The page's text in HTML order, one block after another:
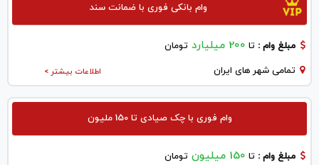
وام بانکی فوری با ضمانت سند
مبلغ وام : تا 200 میلیارد تومان
اطلاعات بیشتر > تمامی شهر های ایران
وام فوری با چک صیادی تا 150 ملیون
مبلغ وام : تا 150 میلیون تومان